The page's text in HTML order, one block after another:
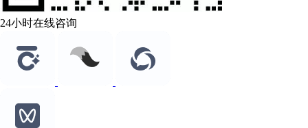
24小时在线咨询